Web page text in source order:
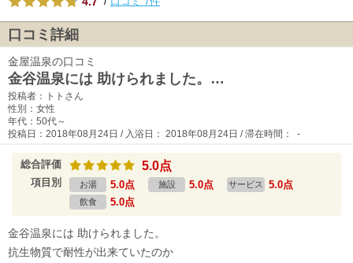
口コミ詳細
金屋温泉の口コミ
金谷温泉には 助けられました。…
投稿者：トトさん
性別：女性
年代：50代～
投稿日：2018年08月24日 / 入浴日： 2018年08月24日 / 滞在時間： -
総合評価 5.0点
項目別 お湯 5.0点 施設 5.0点 サービス 5.0点
飲食 5.0点
金谷温泉には 助けられました。
抗生物質で耐性が出来ていたのか